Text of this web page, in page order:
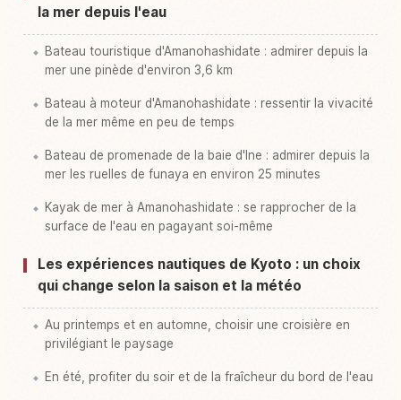
la mer depuis l'eau
Bateau touristique d'Amanohashidate : admirer depuis la
mer une pinède d'environ 3,6 km
Bateau à moteur d'Amanohashidate : ressentir la vivacité
de la mer même en peu de temps
Bateau de promenade de la baie d'Ine : admirer depuis la
mer les ruelles de funaya en environ 25 minutes
Kayak de mer à Amanohashidate : se rapprocher de la
surface de l'eau en pagayant soi-même
Les expériences nautiques de Kyoto : un choix
qui change selon la saison et la météo
Au printemps et en automne, choisir une croisière en
privilégiant le paysage
En été, profiter du soir et de la fraîcheur du bord de l'eau